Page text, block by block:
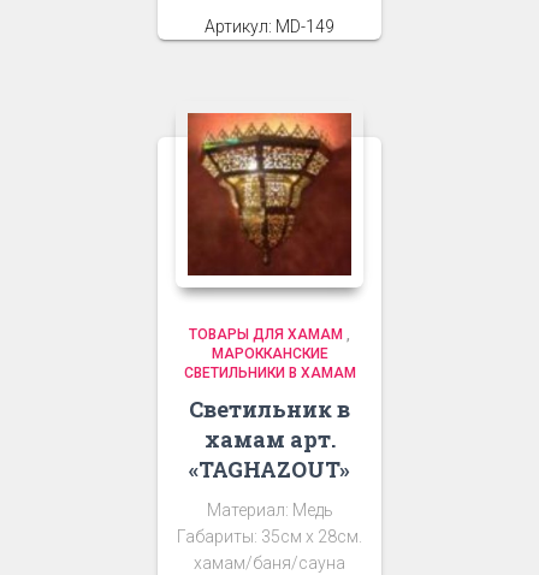
Артикул: MD-149
ТОВАРЫ ДЛЯ ХАМАМ ,
МАРОККАНСКИЕ
СВЕТИЛЬНИКИ В ХАМАМ
Светильник в
хамам арт.
«TAGHAZOUT»
Материал: Медь
Габариты: 35см х 28см.
хамам/баня/сауна